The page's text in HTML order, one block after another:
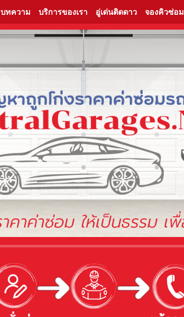
บทความ บริการของเรา อู่เด่นติดดาว จองคิวซ่อม